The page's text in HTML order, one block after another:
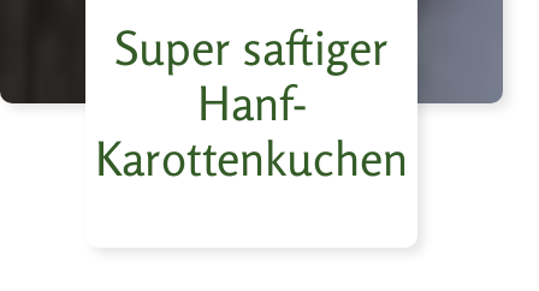
Super saftiger
Hanf-
Karottenkuchen